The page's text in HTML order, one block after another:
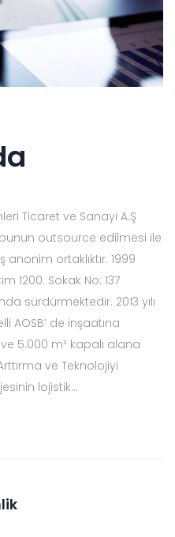
Ticaret ve Sanayi A.Ş
outsource edilmesi ile
anonim ortaklıktır. 1999
1200. Sokak No: 137
sürdürmektedir. 2013 yılı
AOSB’ de inşaatına
5.000 m² kapalı alana
ve Teknolojiyi
lojistik...